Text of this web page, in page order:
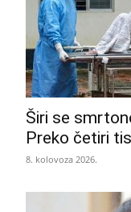
Širi se
Preko četiri
8. kolovoza 2026.